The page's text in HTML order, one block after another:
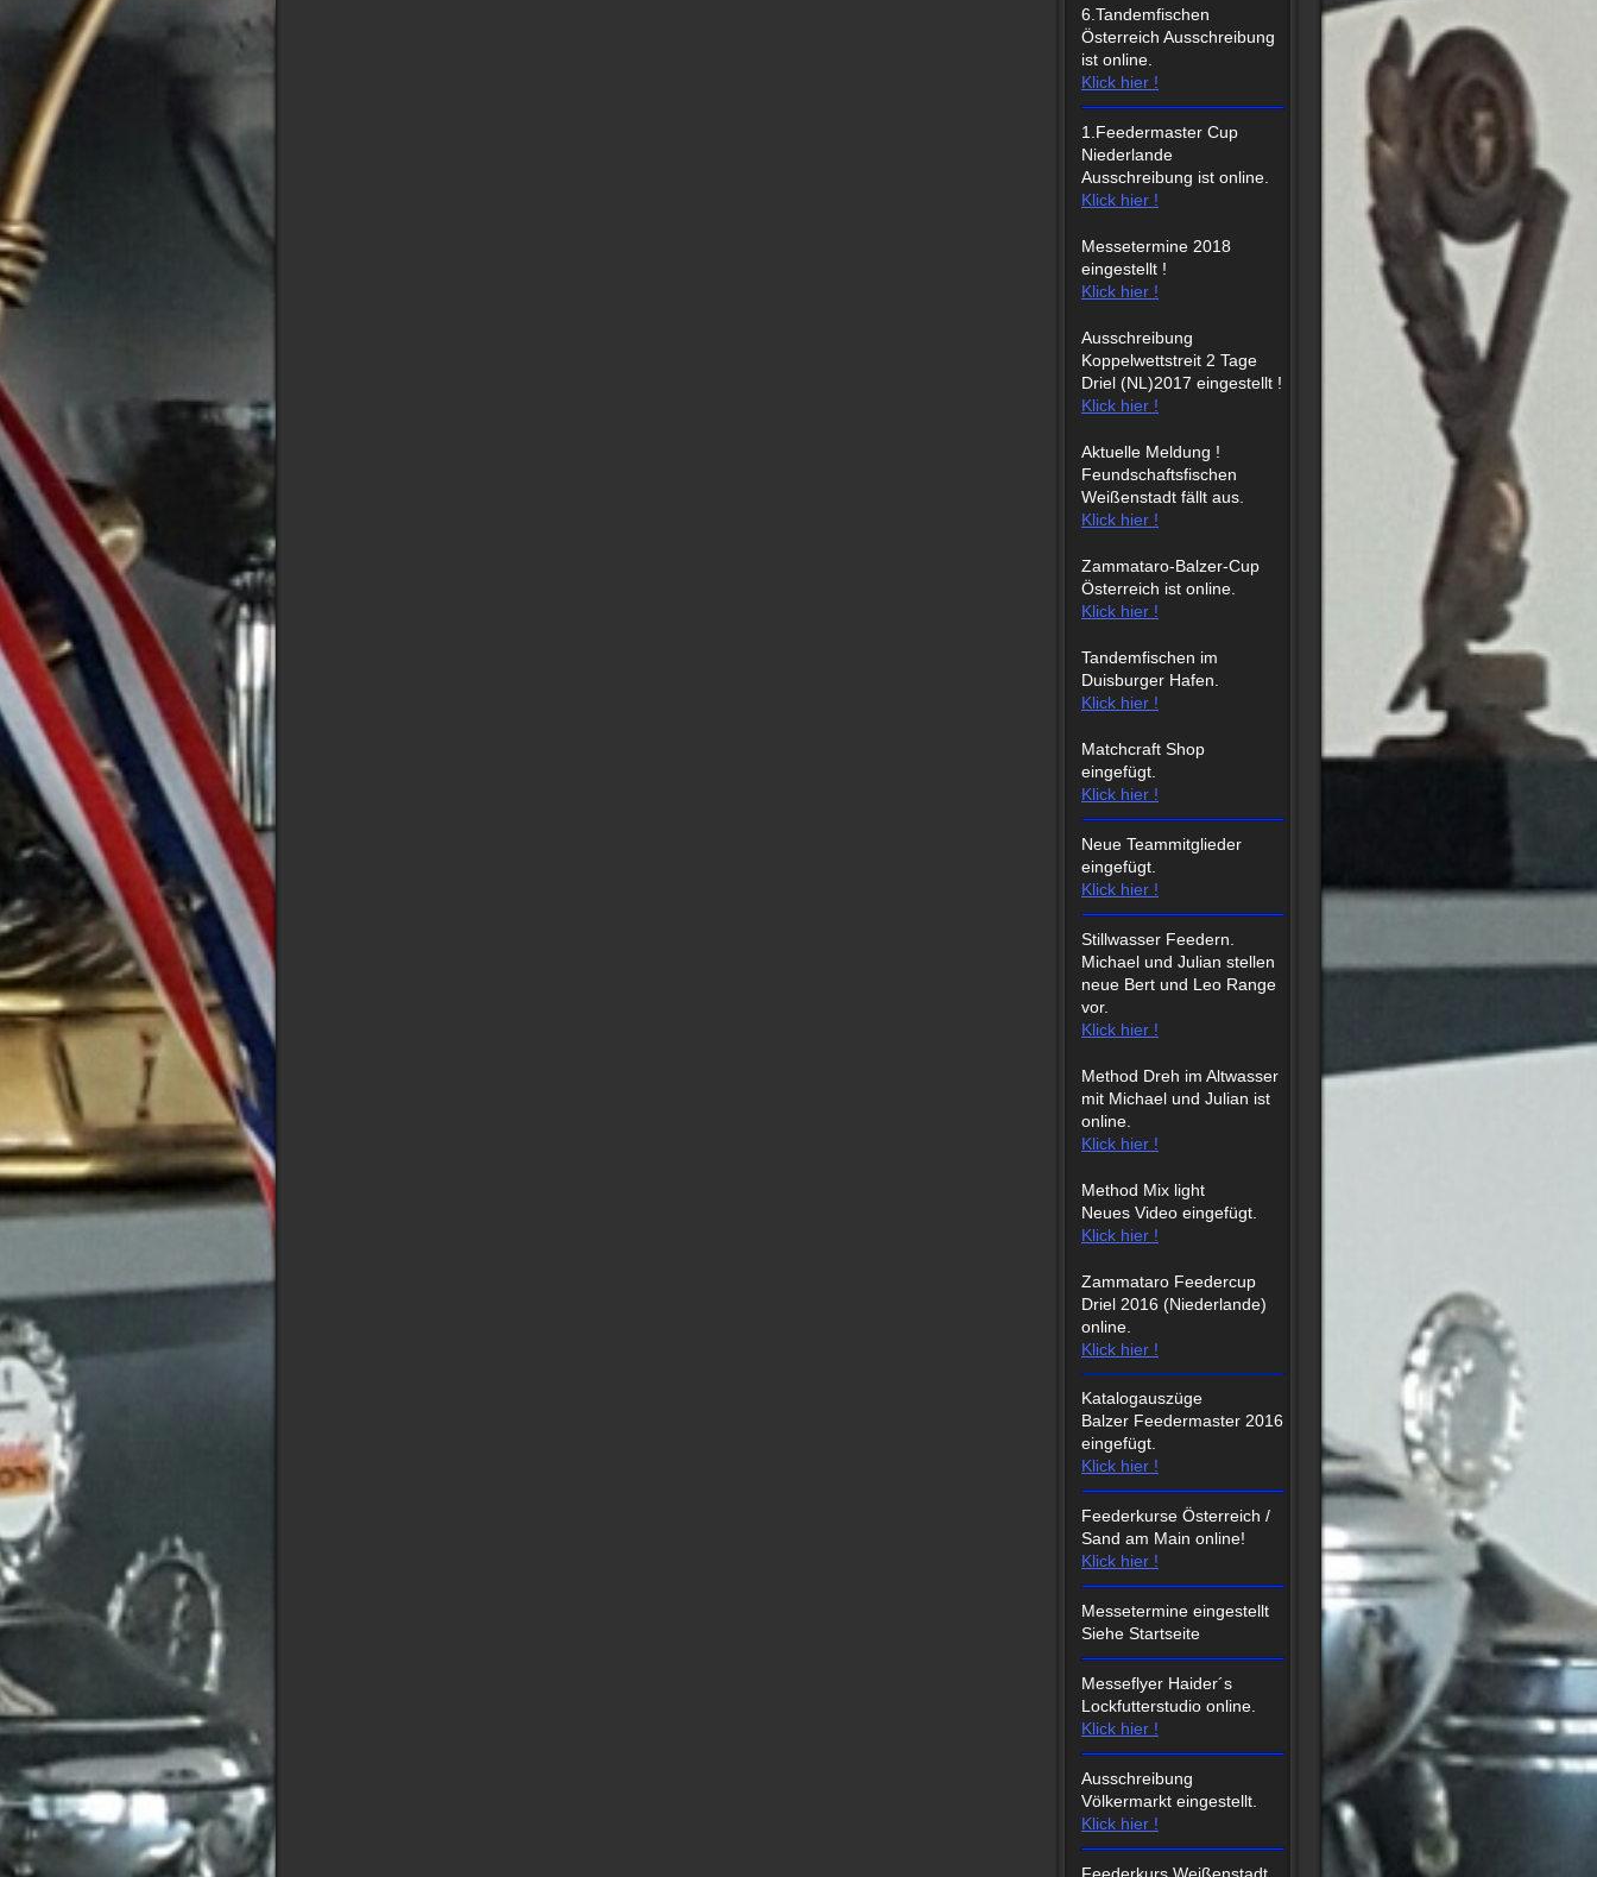
6.Tandemfischen
Österreich Ausschreibung
ist online.
Klick hier !
1.Feedermaster Cup
Niederlande
Ausschreibung ist online.
Klick hier !
Messetermine 2018
eingestellt !
Klick hier !
Ausschreibung
Koppelwettstreit 2 Tage
Driel (NL)2017 eingestellt !
Klick hier !
Aktuelle Meldung !
Feundschaftsfischen
Weißenstadt fällt aus.
Klick hier !
Zammataro-Balzer-Cup
Österreich ist online.
Klick hier !
Tandemfischen im
Duisburger Hafen.
Klick hier !
Matchcraft Shop
eingefügt.
Klick hier !
Neue Teammitglieder
eingefügt.
Klick hier !
Stillwasser Feedern.
Michael und Julian stellen
neue Bert und Leo Range
vor.
Klick hier !
Method Dreh im Altwasser
mit Michael und Julian ist
online.
Klick hier !
Method Mix light
Neues Video eingefügt.
Klick hier !
Zammataro Feedercup
Driel 2016 (Niederlande)
online.
Klick hier !
Katalogauszüge
Balzer Feedermaster 2016
eingefügt.
Klick hier !
Feederkurse Österreich /
Sand am Main online!
Klick hier !
Messetermine eingestellt
Siehe Startseite
Messeflyer Haider´s
Lockfutterstudio online.
Klick hier !
Ausschreibung
Völkermarkt eingestellt.
Klick hier !